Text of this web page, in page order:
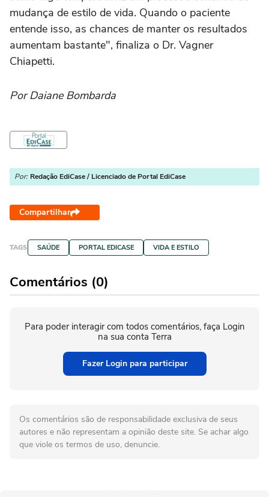
mudança de estilo de vida. Quando o paciente
entende isso, as chances de manter os resultados
aumentam bastante", finaliza o Dr. Vagner
Chiapetti.
Por Daiane Bombarda
Por: Redação EdiCase / Licenciado de Portal EdiCase
Compartilhar
TAGS SAÚDE PORTAL EDICASE VIDA E ESTILO
Comentários (0)
Para poder interagir com todos comentários, faça Login
na sua conta Terra
Fazer Login para participar
Os comentários são de responsabilidade exclusiva de seus
autores e não representam a opinião deste site. Se achar algo
que viole os termos de uso, denuncie.